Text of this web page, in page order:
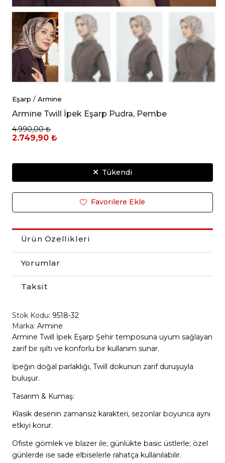
Eşarp / Armine
Armine Twill İpek Eşarp Pudra, Pembe
4.990,00 ₺
2.749,90 ₺
Tükendi
Favorilere Ekle
Ürün Özellikleri
Yorumlar
Taksit
Stok Kodu: 9518-32
Marka: Armine
Armine Twill İpek Eşarp Şehir temposuna uyum sağlayan
zarif bir ışıltı ve konforlu bir kullanım sunar.
İpeğin doğal parlaklığı, Twill dokunun zarif duruşuyla
buluşur.
Tasarım & Kumaş:
Klasik desenin zamansız karakteri, sezonlar boyunca aynı
etkiyi korur.
Ofiste gömlek ve blazer ile; günlükte basic üstlerle; özel
günlerde ise sade elbiselerle rahatça kullanılabilir.